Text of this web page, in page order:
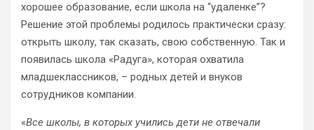
хорошее образование, если школа на “удаленке”?
Решение этой проблемы родилось практически сразу:
открыть школу, так сказать, свою собственную. Так и
появилась школа «Радуга», которая охватила
младшеклассников, – родных детей и внуков
сотрудников компании.
«Все школы, в которых учились дети не отвечали